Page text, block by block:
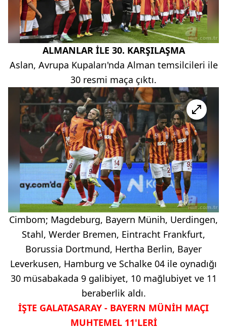
ALMANLAR İLE 30. KARŞILAŞMA
Aslan, Avrupa Kupaları'nda Alman temsilcileri ile
30 resmi maça çıktı.
Cimbom; Magdeburg, Bayern Münih, Uerdingen,
Stahl, Werder Bremen, Eintracht Frankfurt,
Borussia Dortmund, Hertha Berlin, Bayer
Leverkusen, Hamburg ve Schalke 04 ile oynadığı
30 müsabakada 9 galibiyet, 10 mağlubiyet ve 11
beraberlik aldı.
İŞTE GALATASARAY - BAYERN MÜNİH MAÇI
MUHTEMEL 11'LERİ